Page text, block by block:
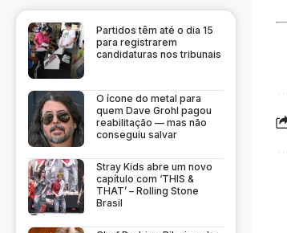
Partidos têm até o dia 15
para registrarem
candidaturas nos tribunais
O ícone do metal para
quem Dave Grohl pagou
reabilitação — mas não
conseguiu salvar
Stray Kids abre um novo
capítulo com ‘THIS &
THAT’ – Rolling Stone
Brasil